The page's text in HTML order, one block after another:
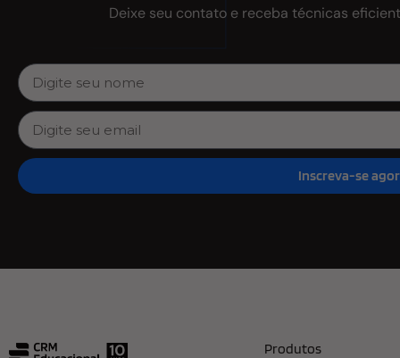
Deixe seu contato e receba técnicas
Inscreva-se
Produtos